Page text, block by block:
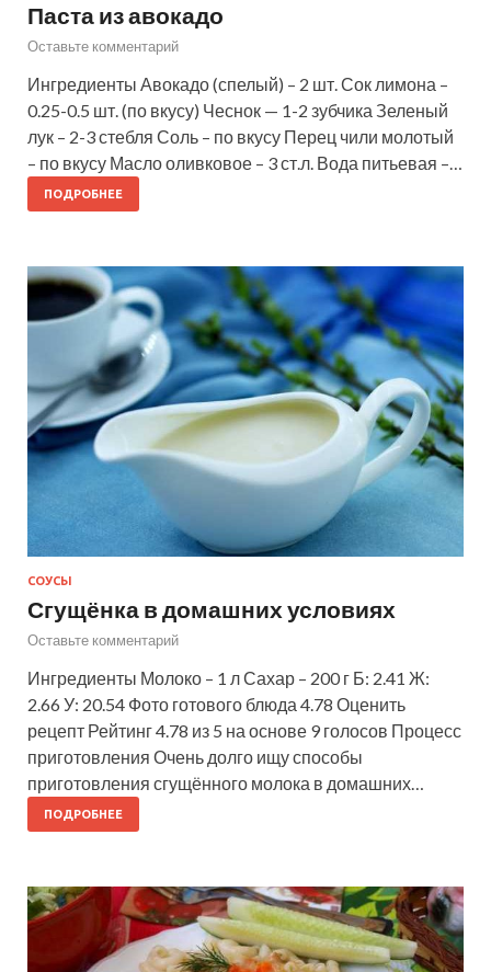
Паста из авокадо
Оставьте комментарий
Ингредиенты Авокадо (спелый) – 2 шт. Сок лимона –
0.25-0.5 шт. (по вкусу) Чеснок — 1-2 зубчика Зеленый
лук – 2-3 стебля Соль – по вкусу Перец чили молотый
– по вкусу Масло оливковое – 3 ст.л. Вода питьевая –…
ПОДРОБНЕЕ
СОУСЫ
Сгущёнка в домашних условиях
Оставьте комментарий
Ингредиенты Молоко – 1 л Сахар – 200 г Б: 2.41 Ж:
2.66 У: 20.54 Фото готового блюда 4.78 Оценить
рецепт Рейтинг 4.78 из 5 на основе 9 голосов Процесс
приготовления Очень долго ищу способы
приготовления сгущённого молока в домашних…
ПОДРОБНЕЕ